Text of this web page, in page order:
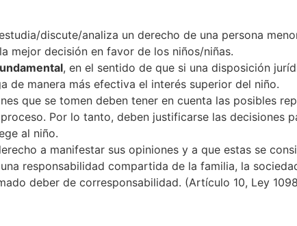
discute/analiza un derecho de una persona
mejor decisión en favor de los niños/niñas.
, en el sentido de que si una disposición
de manera más efectiva el interés superior del niño.
que se tomen deben tener en cuenta las posibles
Por lo tanto, deben justificarse las decisiones
al niño.
a manifestar sus opiniones y a que estas se
responsabilidad compartida de la familia, la
deber de corresponsabilidad. (Artículo 10, Ley